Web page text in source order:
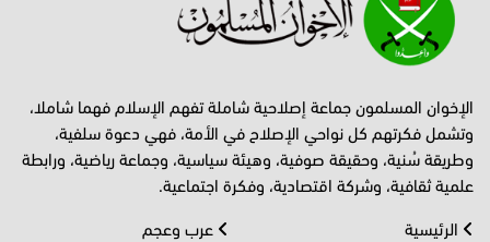
الإخوان المسلمون جماعة إصلاحية شاملة تفهم الإسلام فهما شاملا،
وتشمل فكرتهم كل نواحي الإصلاح في الأمة، فهي دعوة سلفية،
وطريقة سُنية، وحقيقة صوفية، وهيئة سياسية، وجماعة رياضية، ورابطة
علمية ثقافية، وشركة اقتصادية، وفكرة اجتماعية.
الرئيسية
عرب وعجم